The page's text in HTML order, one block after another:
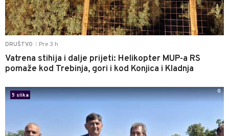
DRUŠTVO Pre 3 h
Vatrena stihija i dalje prijeti: Helikopter MUP-a RS
pomaže kod Trebinja, gori i kod Konjica i Kladnja
5 slika
0